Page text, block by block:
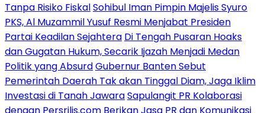
Tanpa Risiko FiskalSohibul Iman Pimpin Majelis Syuro
PKS, Al Muzammil Yusuf Resmi Menjabat Presiden
Partai Keadilan Sejahtera Di Tengah Pusaran Hoaks
dan Gugatan Hukum, Secarik Ijazah Menjadi Medan
Politik yang AbsurdGubernur Banten Sebut
Pemerintah Daerah Tak akan Tinggal Diam, Jaga Iklim
Investasi di Tanah JawaraSapulangit PR Kolaborasi